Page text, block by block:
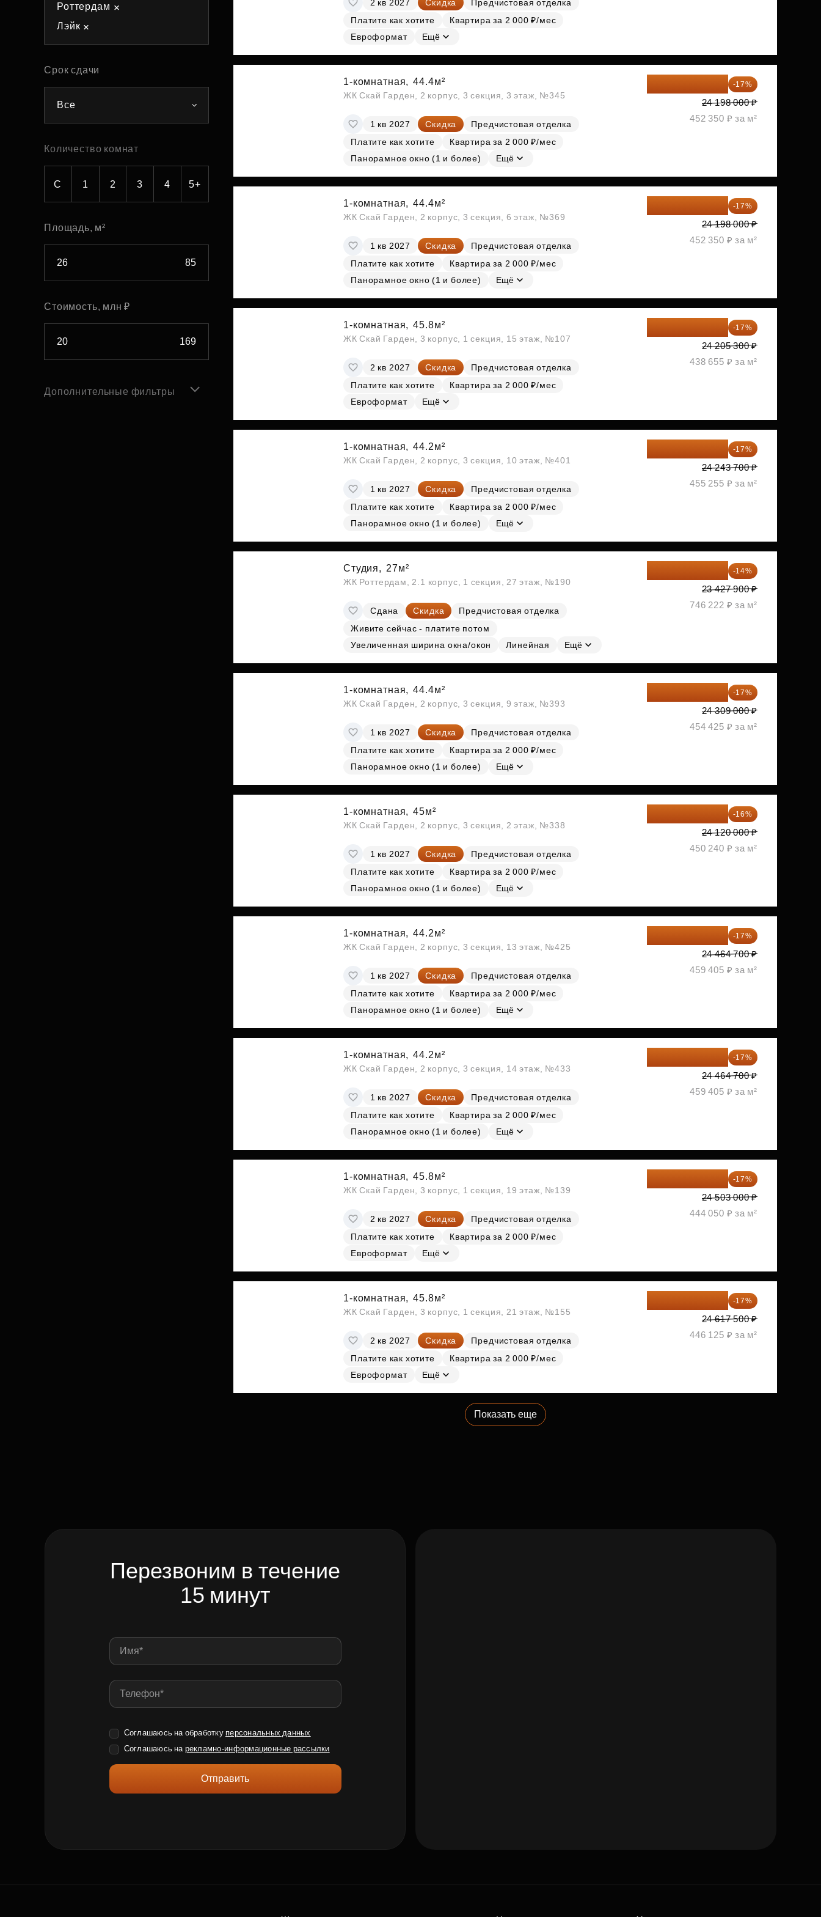
Субсидии
Роттердам
Лэйк
Срок сдачи
Все
Количество комнат
С 1 2 3 4 5+
Площадь, м²
Стоимость, млн ₽
Дополнительные фильтры
2 кв 2027 Скидка
Предчистовая отделка
Платите как хотите
Квартира за 2 000 ₽/мес
Евроформат
Ещё
1-комнатная, 44.4м²
ЖК Скай Гарден, 2 корпус, 3 секция, 3 этаж, №345
1 кв 2027 Скидка
Предчистовая отделка
Платите как хотите
Квартира за 2 000 ₽/мес
Панорамное окно (1 и более)
Ещё
-17%
24 198 000 ₽
452 350 ₽ за м²
1-комнатная, 44.4м²
ЖК Скай Гарден, 2 корпус, 3 секция, 6 этаж, №369
1 кв 2027 Скидка
Предчистовая отделка
Платите как хотите
Квартира за 2 000 ₽/мес
Панорамное окно (1 и более)
Ещё
-17%
24 198 000 ₽
452 350 ₽ за м²
1-комнатная, 45.8м²
ЖК Скай Гарден, 3 корпус, 1 секция, 15 этаж, №107
2 кв 2027 Скидка
Предчистовая отделка
Платите как хотите
Квартира за 2 000 ₽/мес
Евроформат
Ещё
-17%
24 205 300 ₽
438 655 ₽ за м²
1-комнатная, 44.2м²
ЖК Скай Гарден, 2 корпус, 3 секция, 10 этаж, №401
1 кв 2027 Скидка
Предчистовая отделка
Платите как хотите
Квартира за 2 000 ₽/мес
Панорамное окно (1 и более)
Ещё
-17%
24 243 700 ₽
455 255 ₽ за м²
Студия, 27м²
ЖК Роттердам, 2.1 корпус, 1 секция, 27 этаж, №190
Сдана Скидка
Предчистовая отделка
Живите сейчас - платите потом
Увеличенная ширина окна/окон
Линейная Ещё
-14%
23 427 900 ₽
746 222 ₽ за м²
1-комнатная, 44.4м²
ЖК Скай Гарден, 2 корпус, 3 секция, 9 этаж, №393
1 кв 2027 Скидка
Предчистовая отделка
Платите как хотите
Квартира за 2 000 ₽/мес
Панорамное окно (1 и более)
Ещё
-17%
24 309 000 ₽
454 425 ₽ за м²
1-комнатная, 45м²
ЖК Скай Гарден, 2 корпус, 3 секция, 2 этаж, №338
1 кв 2027 Скидка
Предчистовая отделка
Платите как хотите
Квартира за 2 000 ₽/мес
Панорамное окно (1 и более)
Ещё
-16%
24 120 000 ₽
450 240 ₽ за м²
1-комнатная, 44.2м²
ЖК Скай Гарден, 2 корпус, 3 секция, 13 этаж, №425
1 кв 2027 Скидка
Предчистовая отделка
Платите как хотите
Квартира за 2 000 ₽/мес
Панорамное окно (1 и более)
Ещё
-17%
24 464 700 ₽
459 405 ₽ за м²
1-комнатная, 44.2м²
ЖК Скай Гарден, 2 корпус, 3 секция, 14 этаж, №433
1 кв 2027 Скидка
Предчистовая отделка
Платите как хотите
Квартира за 2 000 ₽/мес
Панорамное окно (1 и более)
Ещё
-17%
24 464 700 ₽
459 405 ₽ за м²
1-комнатная, 45.8м²
ЖК Скай Гарден, 3 корпус, 1 секция, 19 этаж, №139
2 кв 2027 Скидка
Предчистовая отделка
Платите как хотите
Квартира за 2 000 ₽/мес
Евроформат
Ещё
-17%
24 503 000 ₽
444 050 ₽ за м²
1-комнатная, 45.8м²
ЖК Скай Гарден, 3 корпус, 1 секция, 21 этаж, №155
2 кв 2027 Скидка
Предчистовая отделка
Платите как хотите
Квартира за 2 000 ₽/мес
Евроформат
Ещё
-17%
24 617 500 ₽
446 125 ₽ за м²
Показать еще
Перезвоним в течение
15 минут
Соглашаюсь на обработку персональных данных
Соглашаюсь на рекламно-информационные рассылки
Отправить